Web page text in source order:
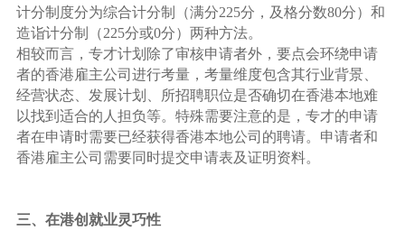
计分制度分为综合计分制（满分225分，及格分数80分）和
造诣计分制（225分或0分）两种方法。
相较而言，专才计划除了审核申请者外，要点会环绕申请
者的香港雇主公司进行考量，考量维度包含其行业背景、
经营状态、发展计划、所招聘职位是否确切在香港本地难
以找到适合的人担负等。特殊需要注意的是，专才的申请
者在申请时需要已经获得香港本地公司的聘请。申请者和
香港雇主公司需要同时提交申请表及证明资料。
三、在港创就业灵巧性